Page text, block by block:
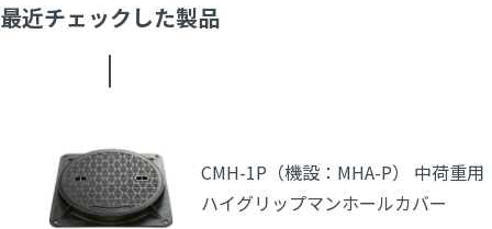
最近チェックした製品
CMH-1P（機設：MHA-P） 中荷重用
ハイグリップマンホールカバー